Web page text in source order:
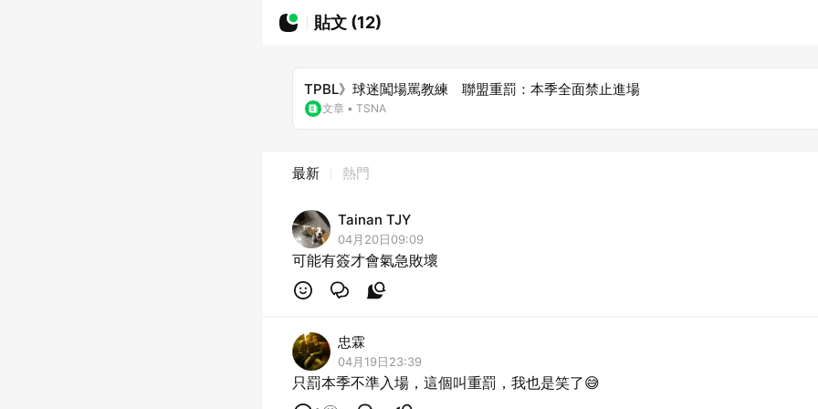
貼文 (12)
TPBL》球迷闖場罵教練 聯盟重罰：本季全面禁止進場
文章 • TSNA
最新 熱門
Tainan TJY
04月20日09:09
可能有簽才會氣急敗壞
忠霖
04月19日23:39
只罰本季不準入場，這個叫重罰，我也是笑了😅